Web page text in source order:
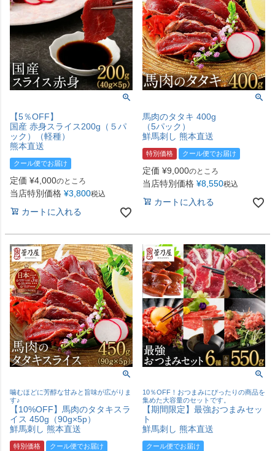
【5％OFF】
国産 赤身スライス200g（５パ
ック）（軽種）
熊本直送
クール便でお届け
定価 ¥4,000のところ
当店特別価格 ¥3,800税込
カートに入れる
馬肉のタタキ 400g
（5パック）
鮮馬刺し 熊本直送
特別価格 クール便でお届け
定価 ¥9,000のところ
当店特別価格 ¥8,550税込
カートに入れる
噛むほどに芳醇な甘みと旨味が広がりま
す♪
【10%OFF】馬肉のタタキスラ
イス 450g（90g×5p）
鮮馬刺し 熊本直送
特別価格 クール便でお届け
10％OFF！おつまみにぴったりの商品を
集めた大容量のセットです。
【期間限定】最強おつまみセッ
ト
鮮馬刺し 熊本直送
クール便でお届け